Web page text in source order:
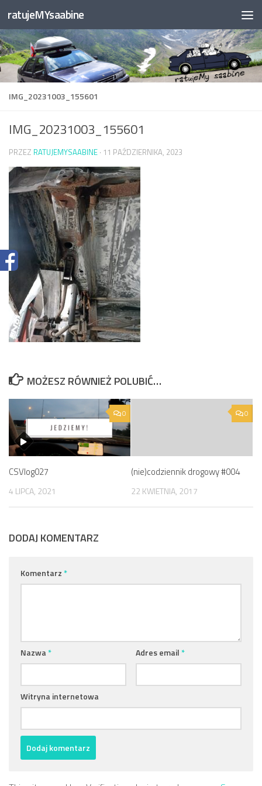
Przejdź do treści
ratujeMYsaabine
IMG_20231003_155601
IMG_20231003_155601
PRZEZ RATUJEMYSAABINE · 11 PAŹDZIERNIKA, 2023
MOŻESZ RÓWNIEŻ POLUBIĆ…
0
CSVlog027
4 LIPCA, 2021
0
(nie)codziennik drogowy #004
22 KWIETNIA, 2017
DODAJ KOMENTARZ
Komentarz*
Nazwa* Adres email*
Witryna internetowa